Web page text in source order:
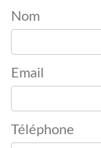
Nom
Email
Téléphone